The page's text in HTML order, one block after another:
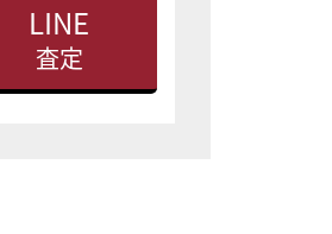
LINE
査定